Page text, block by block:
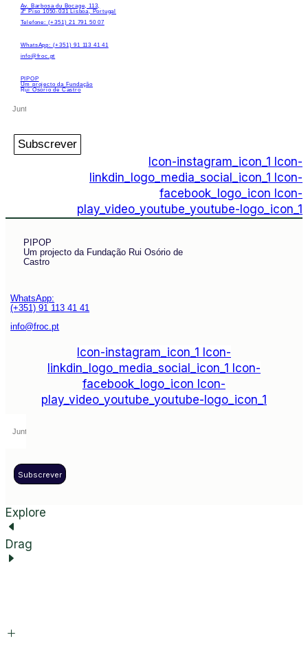
Av. Barbosa du Bocage, 113,
3º Piso 1050-031 Lisboa, Portugal
Telefone: (+351) 21 791 50 07
WhatsApp: (+351) 91 113 41 41
info@froc.pt
PIPOP
Um projecto da Fundação
Rui Osório de Castro
Subscrever
Icon-instagram_icon_1 Icon-
linkdin_logo_media_social_icon_1 Icon-
facebook_logo_icon Icon-
play_video_youtube_youtube-logo_icon_1
PIPOP
Um projecto da Fundação Rui Osório de
Castro
WhatsApp:
(+351) 91 113 41 41
info@froc.pt
Icon-instagram_icon_1 Icon-
linkdin_logo_media_social_icon_1 Icon-
facebook_logo_icon Icon-
play_video_youtube_youtube-logo_icon_1
Subscrever
Explore
Drag